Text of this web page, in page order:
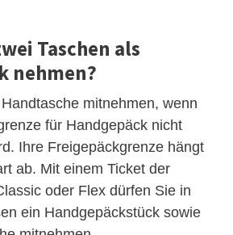
Taschen als
nehmen?
mitnehmen, wenn
für Handgepäck nicht
Ihre Freigepäckgrenze hängt
ab. Mit einem Ticket der
oder Flex dürfen Sie in
ein Handgepäckstück sowie